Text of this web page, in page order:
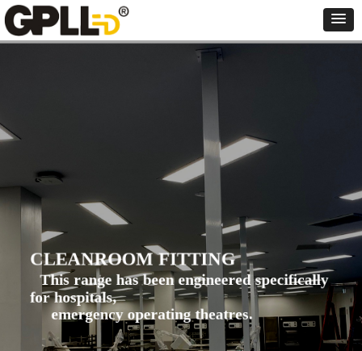
CLEANROOM FITTING
This range has been engineered specifically
for hospitals,
emergency operating theatres.